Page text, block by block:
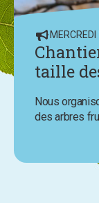
taille
Nous
des arbres